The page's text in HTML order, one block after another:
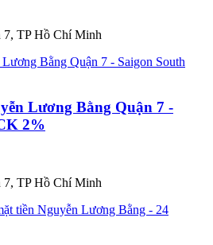
7, TP Hồ Chí Minh
Lương Bằng Quận 7 -
2%
7, TP Hồ Chí Minh